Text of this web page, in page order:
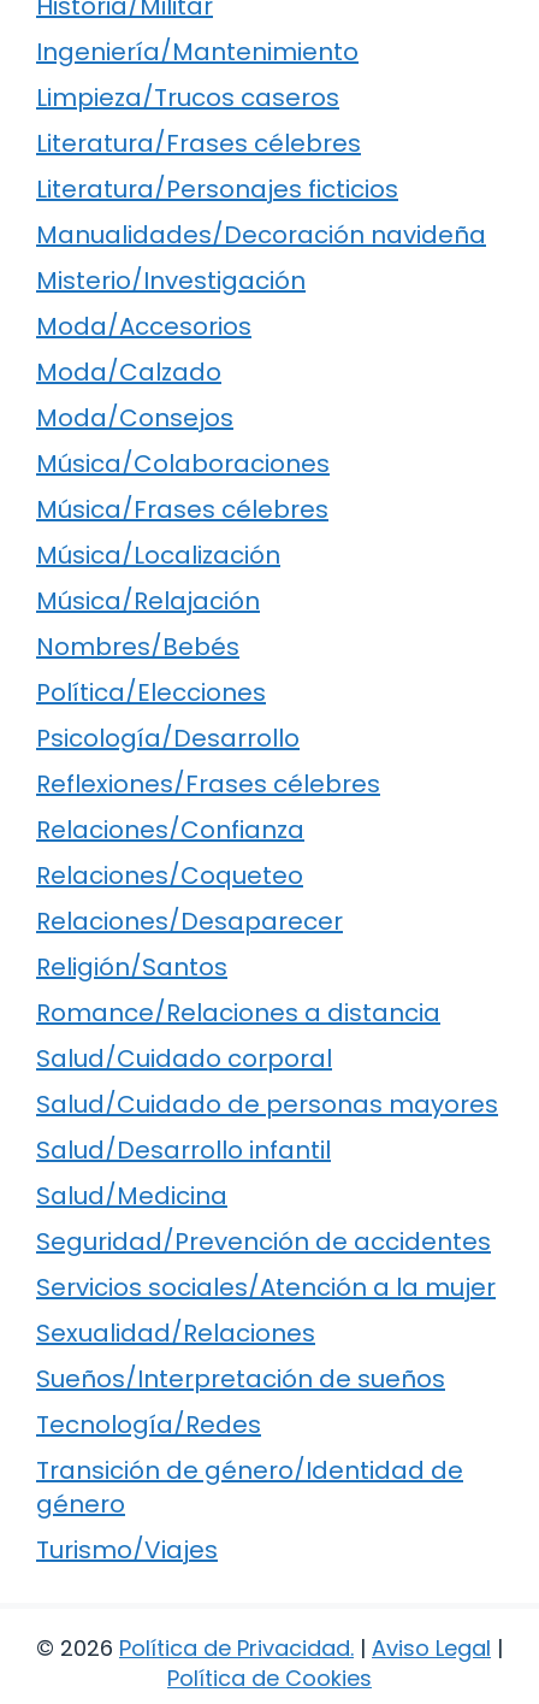
Ingeniería/Mantenimiento
Limpieza/Trucos caseros
Literatura/Frases célebres
Literatura/Personajes ficticios
Manualidades/Decoración navideña
Misterio/Investigación
Moda/Accesorios
Moda/Calzado
Moda/Consejos
Música/Colaboraciones
Música/Frases célebres
Música/Localización
Música/Relajación
Nombres/Bebés
Política/Elecciones
Psicología/Desarrollo
Reflexiones/Frases célebres
Relaciones/Confianza
Relaciones/Coqueteo
Relaciones/Desaparecer
Religión/Santos
Romance/Relaciones a distancia
Salud/Cuidado corporal
Salud/Cuidado de personas mayores
Salud/Desarrollo infantil
Salud/Medicina
Seguridad/Prevención de accidentes
Servicios sociales/Atención a la mujer
Sexualidad/Relaciones
Sueños/Interpretación de sueños
Tecnología/Redes
Transición de género/Identidad de
género
Turismo/Viajes
© 2026 Política de Privacidad. | Aviso Legal |
Política de Cookies